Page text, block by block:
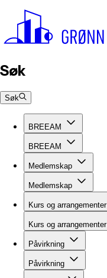
Søk
Søk
BREEAM
BREEAM
Medlemskap
Medlemskap
Kurs og arrangementer
Kurs og arrangementer
Påvirkning
Påvirkning